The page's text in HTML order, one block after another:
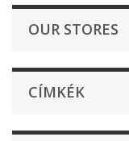
OUR STORES
CÍMKÉK